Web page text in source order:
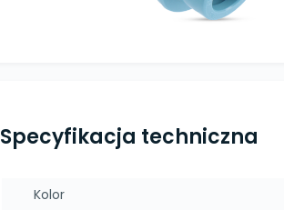
Specyfikacja techniczna
Kolor